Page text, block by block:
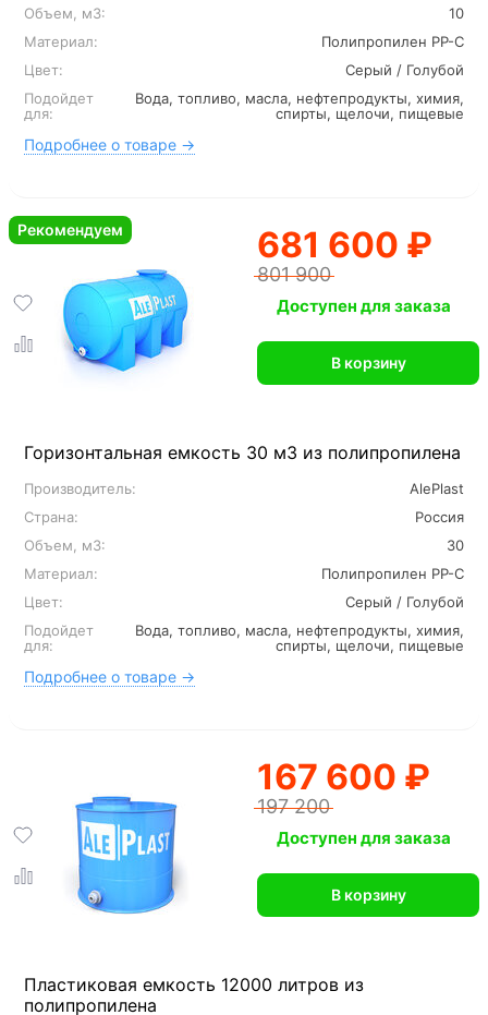
Объем, м3:
10
Материал:
Полипропилен PP-C
Цвет:
Серый / Голубой
Подойдет
для:
Вода, топливо, масла, нефтепродукты, химия,
спирты, щелочи, пищевые
Подробнее о товаре →
Горизонтальная емкость 30 м3 из полипропилена
Производитель:
AlePlast
Страна:
Россия
Объем, м3:
30
Материал:
Полипропилен PP-C
Цвет:
Серый / Голубой
Подойдет
для:
Вода, топливо, масла, нефтепродукты, химия,
спирты, щелочи, пищевые
Подробнее о товаре →
681 600 ₽
801 900
Рекомендуем
Доступен для заказа
В корзину
Пластиковая емкость 12000 литров из
полипропилена
167 600 ₽
197 200
Доступен для заказа
В корзину